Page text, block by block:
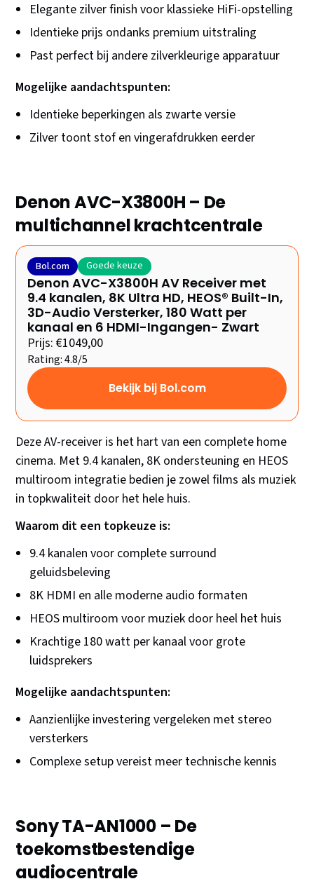
Elegante zilver finish voor klassieke HiFi-opstelling
Identieke prijs ondanks premium uitstraling
Past perfect bij andere zilverkleurige apparatuur
Mogelijke aandachtspunten:
Identieke beperkingen als zwarte versie
Zilver toont stof en vingerafdrukken eerder
Denon AVC-X3800H – De
multichannel krachtcentrale
Bol.com Goede keuze
Denon AVC-X3800H AV Receiver met
9.4 kanalen, 8K Ultra HD, HEOS® Built-In,
3D-Audio Versterker, 180 Watt per
kanaal en 6 HDMI-Ingangen- Zwart
Prijs: €1049,00
Rating: 4.8/5
Bekijk bij Bol.com
Deze AV-receiver is het hart van een complete home
cinema. Met 9.4 kanalen, 8K ondersteuning en HEOS
multiroom integratie bedien je zowel films als muziek
in topkwaliteit door het hele huis.
Waarom dit een topkeuze is:
9.4 kanalen voor complete surround
geluidsbeleving
8K HDMI en alle moderne audio formaten
HEOS multiroom voor muziek door heel het huis
Krachtige 180 watt per kanaal voor grote
luidsprekers
Mogelijke aandachtspunten:
Aanzienlijke investering vergeleken met stereo
versterkers
Complexe setup vereist meer technische kennis
Sony TA-AN1000 – De
toekomstbestendige
audiocentrale